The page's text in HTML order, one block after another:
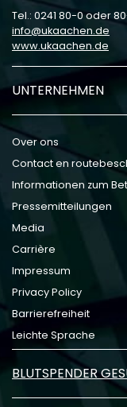
Tel.: 0241 80-0 oder
info
ukaachen de
www.ukaachen.de
UNTERNEHMEN
Over ons
Contact en
Informationen zum
Pressemitteilungen
Media
Carrière
Impressum
Privacy Policy
Barrierefreiheit
Leichte Sprache
BLUTSPENDER